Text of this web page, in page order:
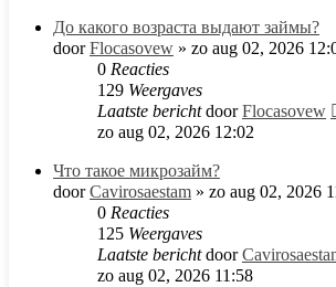
До какого возраста выдают займы?
doorFlocasovew » zo aug 02, 2026
0 Reacties
129 Weergaves
Laatste berichtdoorFlocasovew
zo aug 02, 2026 12:02
Что такое микрозайм?
doorCavirosaestam » zo aug 02, 2026
0 Reacties
125 Weergaves
Laatste berichtdoor
zo aug 02, 2026 11:58